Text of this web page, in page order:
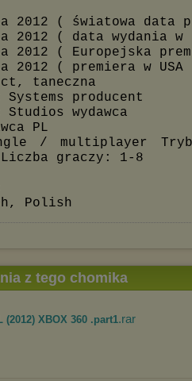
2012 ( światowa data
2012 ( data wydania w
2012 ( Europejska
2012 ( premiera w USA
taneczna
Systems producent
Studios wydawca
PL
/ multiplayer
graczy: 1-8
Polish
z tego chomika
(2012) XBOX 360 .part1.rar